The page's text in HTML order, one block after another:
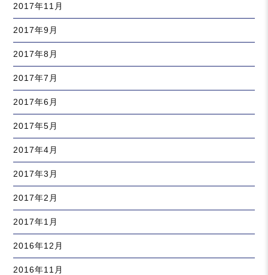
2017年11月
2017年9月
2017年8月
2017年7月
2017年6月
2017年5月
2017年4月
2017年3月
2017年2月
2017年1月
2016年12月
2016年11月